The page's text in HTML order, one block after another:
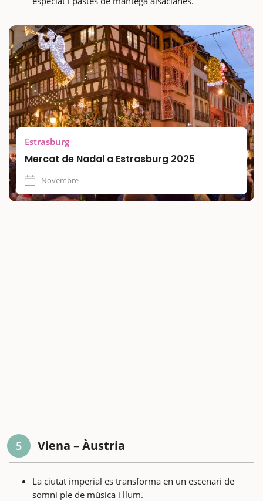
Estrasburg
Mercat de Nadal a Estrasburg 2025
Novembre
5 Viena – Àustria
La ciutat imperial es transforma en un escenari de
somni ple de música i llum.